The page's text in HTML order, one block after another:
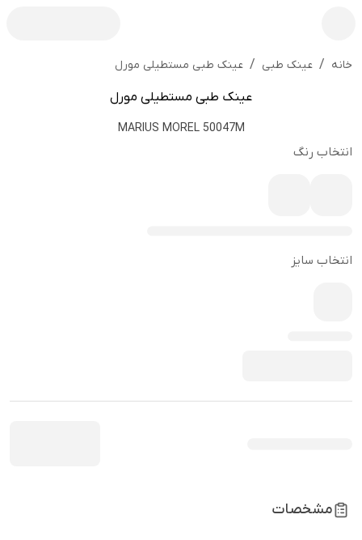
خانه / عینک طبی / عینک طبی مستطیلی مورل
عینک طبی مستطیلی مورل
MARIUS MOREL 50047M
انتخاب رنگ
انتخاب سایز
مشخصات